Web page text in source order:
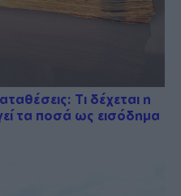
Τι δέχεται η
τα ποσά ως εισόδημα